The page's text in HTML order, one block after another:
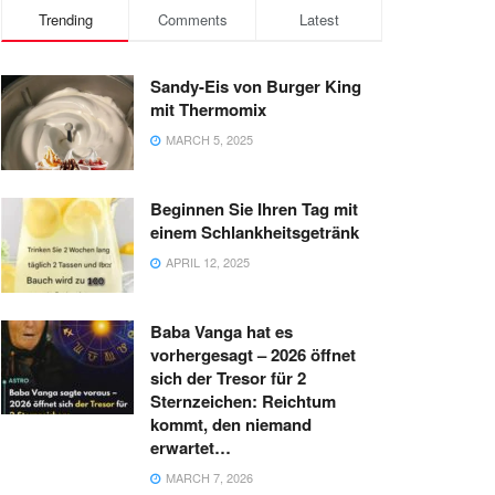
Trending Comments Latest
Sandy-Eis von Burger King
mit Thermomix
MARCH 5, 2025
Beginnen Sie Ihren Tag mit
einem Schlankheitsgetränk
APRIL 12, 2025
Baba Vanga hat es
vorhergesagt – 2026 öffnet
sich der Tresor für 2
Sternzeichen: Reichtum
kommt, den niemand
erwartet…
MARCH 7, 2026